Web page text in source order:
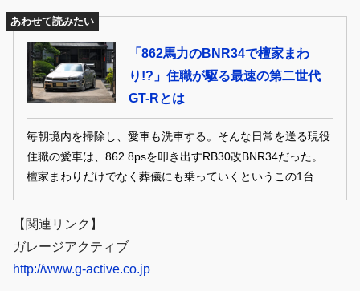
あわせて読みたい
「862馬力のBNR34で檀家まわ
り!?」住職が駆る最速の第二世代
GT-Rとは
毎朝境内を掃除し、愛車も洗車する。そんな日常を送る現役
住職の愛車は、862.8psを叩き出すRB30改BNR34だった。
檀家まわりだけでなく葬儀にも乗っていくというこの1台
は、圧倒的性能と信頼性を両立した、異色のフル公認チュー
ンドだ。
【関連リンク】
ガレージアクティブ
http://www.g-active.co.jp